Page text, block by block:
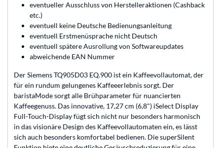
eventueller Ausschluss von Herstelleraktionen (Cashback
etc.)
eventuell keine Deutsche Bedienungsanleitung
eventuell Erstmenüsprache nicht Deutsch
eventuell spätere Ausrollung von Softwareupdates
abweichende EAN Nummer
Der Siemens TQ905D03 EQ.900 ist ein Kaffeevollautomat, der
für ein rundum gelungenes Kaffeeerlebnis sorgt. Der
baristaMode sorgt alle Brühparameter für nuancierten
Kaffeegenuss. Das innovative, 17,27 cm (6,8") iSelect Display
Full-Touch-Display fügt sich nicht nur besonders harmonisch
in das visionäre Design des Kaffeevollautomaten ein, es lässt
sich auch besonders komfortabel bedienen. Die superSilent